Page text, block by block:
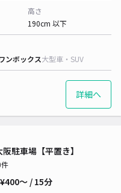
高さ
190cm 以下
ンボックス大型車・SUV
詳細へ
駐車場【平置き】
¥400〜 / 15分